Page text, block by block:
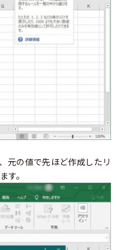
元の値で先ほど作成したリ
す。